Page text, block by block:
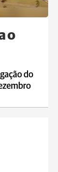
o
do